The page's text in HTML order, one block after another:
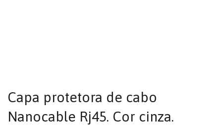
Capa protetora de cabo
Nanocable Rj45. Cor cinza.